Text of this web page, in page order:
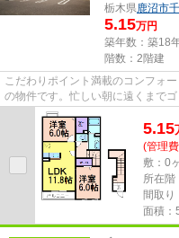
栃木県鹿沼市
5.15万円
築年数：築18
階数：2階建
こだわりポイント満載のコンフォ
の物件です。忙しい朝に遠くまで
置き場が付いています。ご来店...
5.15
(管理
敷：0
所在階
間取り
面積：